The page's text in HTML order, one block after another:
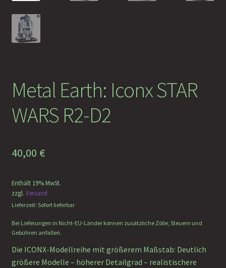
Faramotos Sammelmünzen – Das Belohnungssystem für
wahre Passagiere
Metal Earth: Iconx STAR
WARS R2-D2
40,00 €
Enthält 19% MwSt.
zzgl. Versand
Lieferzeit: Sofort lieferbar
Bei Lieferungen in Nicht-EU-Länder können zusätzliche Zölle, Steuern und
Gebühren anfallen.
Die ICONX-Modellreihe mit größerem Maßstab: Deutlich
größere Modelle – höherer Detailgrad – realistischere